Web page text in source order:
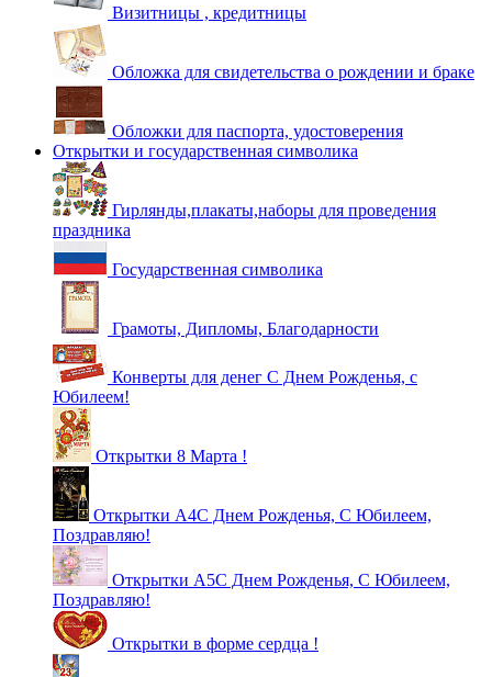
Визитницы , кредитницы
Обложка для свидетельства о рождении и браке
Обложки для паспорта, удостоверения
Открытки и государственная символика
Гирлянды,плакаты,наборы для проведения
праздника
Государственная символика
Грамоты, Дипломы, Благодарности
Конверты для денег С Днем Рожденья, с
Юбилеем!
Открытки 8 Марта !
Открытки А4С Днем Рожденья, С Юбилеем,
Поздравляю!
Открытки А5С Днем Рожденья, С Юбилеем,
Поздравляю!
Открытки в форме сердца !